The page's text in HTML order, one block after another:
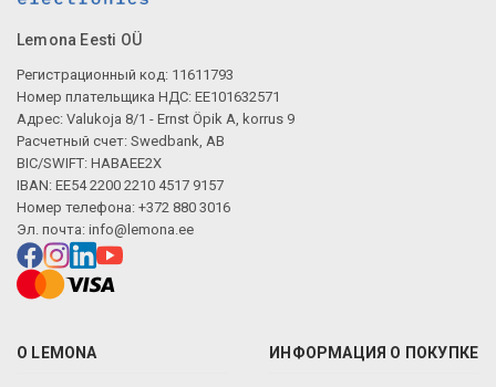
Lemona Eesti OÜ
Регистрационный код: 11611793
Номер плательщика НДС: EE101632571
Адрес: Valukoja 8/1 - Ernst Öpik A, korrus 9
Расчетный счет: Swedbank, AB
BIC/SWIFT: HABAEE2X
IBAN: EE54 2200 2210 4517 9157
Номер телефона: +372 880 3016
Эл. почта: info@lemona.ee
О LEMONA ИНФОРМАЦИЯ О ПОКУПКЕ